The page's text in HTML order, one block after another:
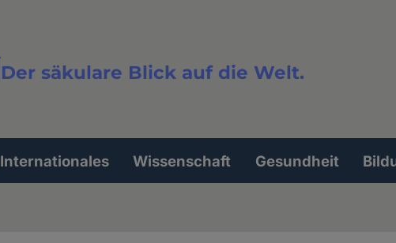
Der säkulare Blick auf die Welt.
Volltextsuche
Internationales Wissenschaft Gesundheit